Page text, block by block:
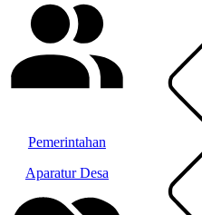
Pemerintahan
Aparatur Desa